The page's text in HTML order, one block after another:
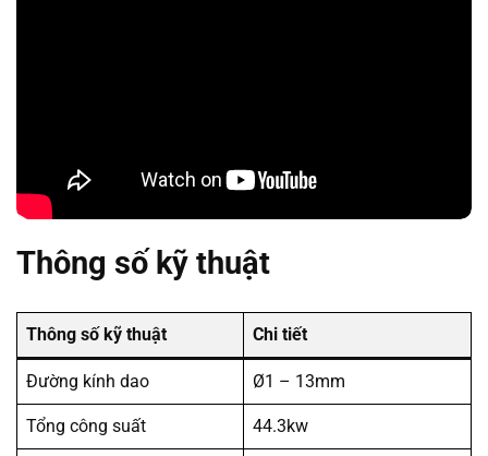
Thông số kỹ thuật
Thông số kỹ thuật Chi tiết
Đường kính dao Ø1 – 13mm
Tổng công suất 44.3kw